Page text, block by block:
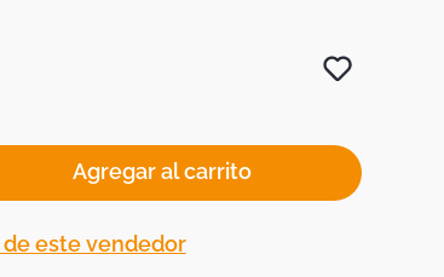
Agregar al carrito
este vendedor